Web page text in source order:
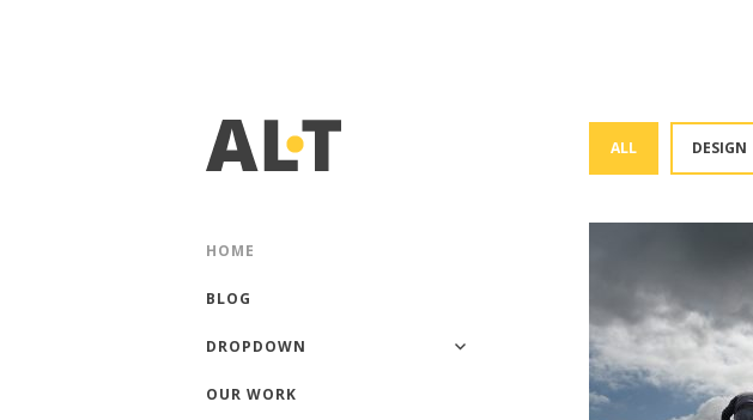
ALTERNATE
HOME
BLOG
DROPDOWN
OUR WORK
ALL DESIGN